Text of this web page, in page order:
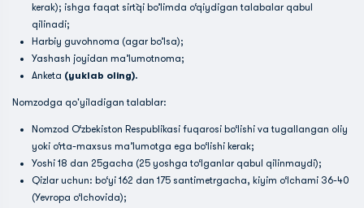
kerak); ishga faqat sirt`qi bo’limda o‘qiydigan talabalar qabul
qilinadi;
Harbiy guvohnoma (agar bo’lsa);
Yashash joyidan ma’lumotnoma;
Anketa (yuklab oling).
Nomzodga qo'yiladigan talablar:
Nomzod O‘zbekiston Respublikasi fuqarosi bo‘lishi va tugallangan oliy
yoki o‘rta-maxsus ma’lumotga ega bo‘lishi kerak;
Yoshi 18 dan 25gacha (25 yoshga to‘lganlar qabul qilinmaydi);
Qizlar uchun: bo‘yi 162 dan 175 santimetrgacha, kiyim o‘lchami 36-40
(Yevropa o‘lchovida);